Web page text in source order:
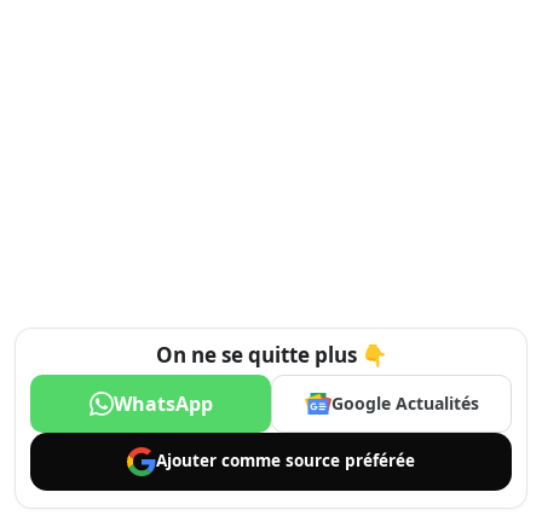
On ne se quitte plus 👇
WhatsApp Google Actualités
Ajouter comme source préférée